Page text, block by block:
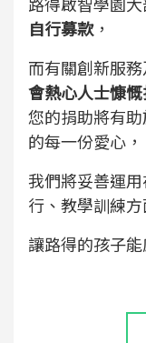
路得啟智學園
自行募款，
而有關創新服
會熱心人士慷慨
您的捐助將有
的每一份愛心，
我們將妥善運用
行、教學訓練方
讓路得的孩子